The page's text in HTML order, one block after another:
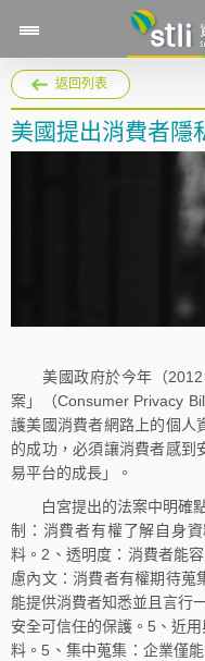
返回列表
美國提出消費者隱
美國政府於今年（2012
案」（Consumer Privacy
護美國消費者網路上的個人
的成功，必須讓消費者感
易平台的成長」。
白宮提出的法案中明確點
制：消費者有權了解自身
料。2、透明度：消費者能
慮內文：消費者有權期待蒐
能提供消費者知悉並且言行
安全可信任的保護。5、近
料。5、集中蒐集：企業僅